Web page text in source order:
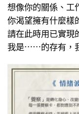
想像你的關係、工
你渴望擁有什麼樣
請在此時用已實現
我是⋯⋯的存有，